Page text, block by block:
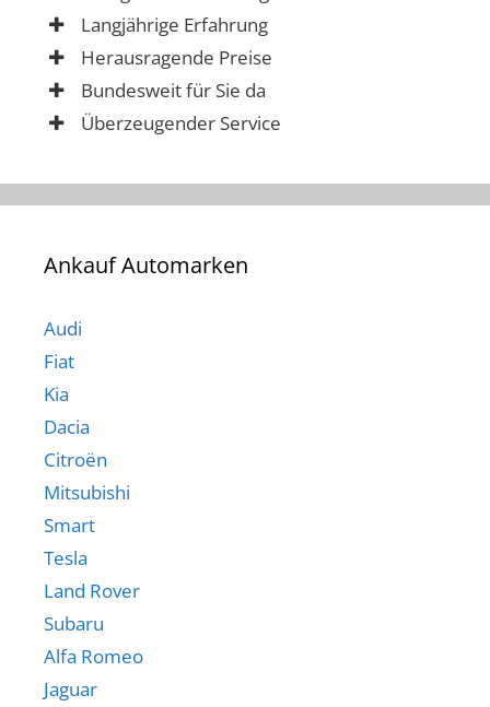
Langjährige Erfahrung
Herausragende Preise
Bundesweit für Sie da
Überzeugender Service
Ankauf Automarken
Audi
Fiat
Kia
Dacia
Citroën
Mitsubishi
Smart
Tesla
Land Rover
Subaru
Alfa Romeo
Jaguar